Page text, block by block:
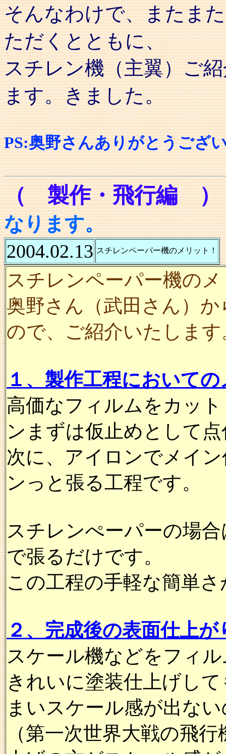
そんなわけで、またま
ただくとともに、
スチレン機（主翼）ご
ます。きました。
PS:奥野さんありがとうござ
（ 製作・飛行編
なります。
2004.02.13 スチレンペーパー機のメリット！
スチレンペーパー機の
奥野さん（武田さん）
ので、ご紹介いたします
１、製作工程において
高価なフィルムをカッ
ンまずは仮止めとして
次に、アイロンでメイ
ンっと張る工程です。
スチレンぺーパーの場
で張るだけです。
この工程の手軽な簡単
２、完成後の表面仕上
スケール機などをフィ
きれいに塗装仕上げし
まいスケール感が出な
（第一次世界大戦の飛